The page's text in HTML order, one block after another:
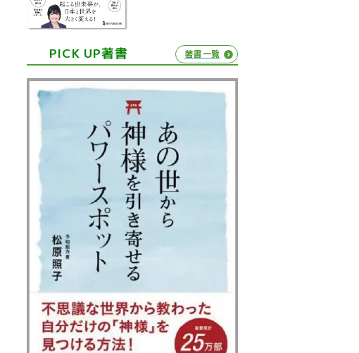
PICK UP著書 著書一覧